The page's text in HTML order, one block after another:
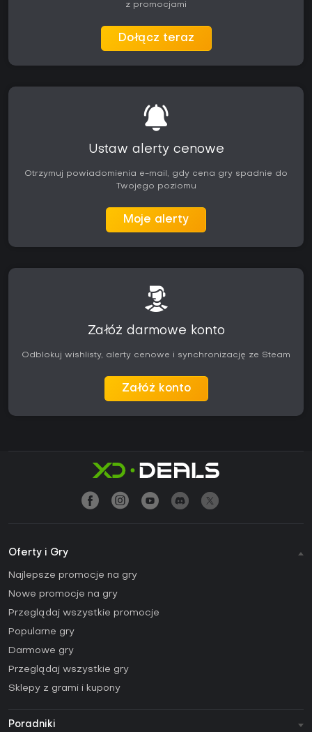
z promocjami
Dołącz teraz
Ustaw alerty cenowe
Otrzymuj powiadomienia e-mail, gdy cena gry spadnie do
Twojego poziomu
Moje alerty
Załóż darmowe konto
Odblokuj wishlisty, alerty cenowe i synchronizację ze Steam
Załóż konto
Oferty i Gry
Najlepsze promocje na gry
Nowe promocje na gry
Przeglądaj wszystkie promocje
Popularne gry
Darmowe gry
Przeglądaj wszystkie gry
Sklepy z grami i kupony
Poradniki